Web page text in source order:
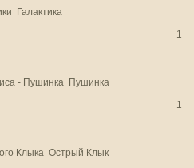
Галактика
1
- Пушинка Пушинка
1
Клыка Острый Клык